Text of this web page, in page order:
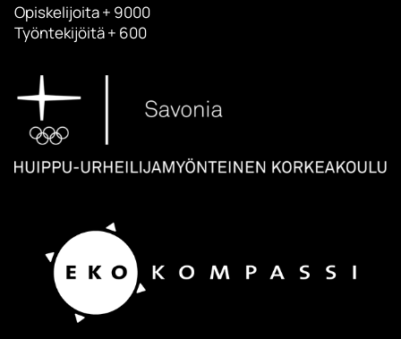
Opiskelijoita + 9000
Työntekijöitä + 600